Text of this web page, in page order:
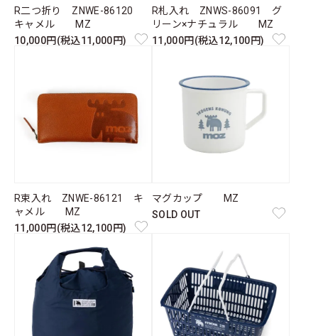
R二つ折り ZNWE-86120
キャメル MZ
10,000円(税込11,000円)
R札入れ ZNWS-86091 グ
リーン×ナチュラル MZ
11,000円(税込12,100円)
R束入れ ZNWE-86121 キ
ャメル MZ
11,000円(税込12,100円)
マグカップ MZ
SOLD OUT